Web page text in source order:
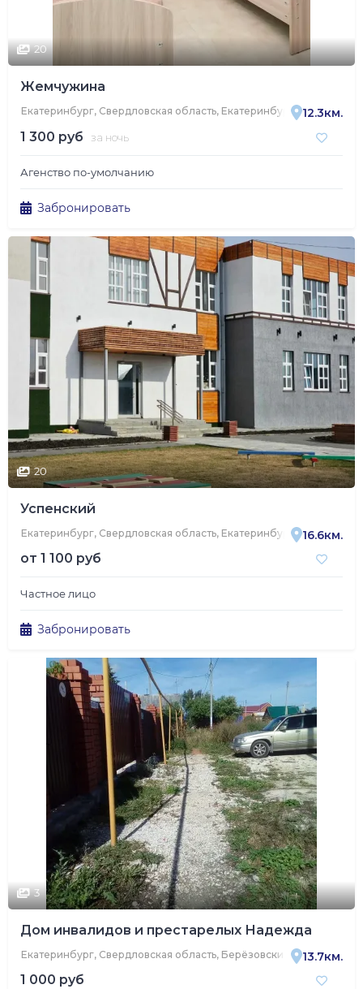
20
Жемчужина
Екатеринбург, Свердловская область, Екатеринбург, улица
12.3км.
1 300 руб за ночь
Агенство по-умолчанию
Забронировать
20
Успенский
Екатеринбург, Свердловская область, Екатеринбург, 3-я16.6км.
от 1 100 руб
Частное лицо
Забронировать
3
Дом инвалидов и престарелых Надежда
Екатеринбург, Свердловская область, Берёзовский, Уральская
13.7км.
1 000 руб